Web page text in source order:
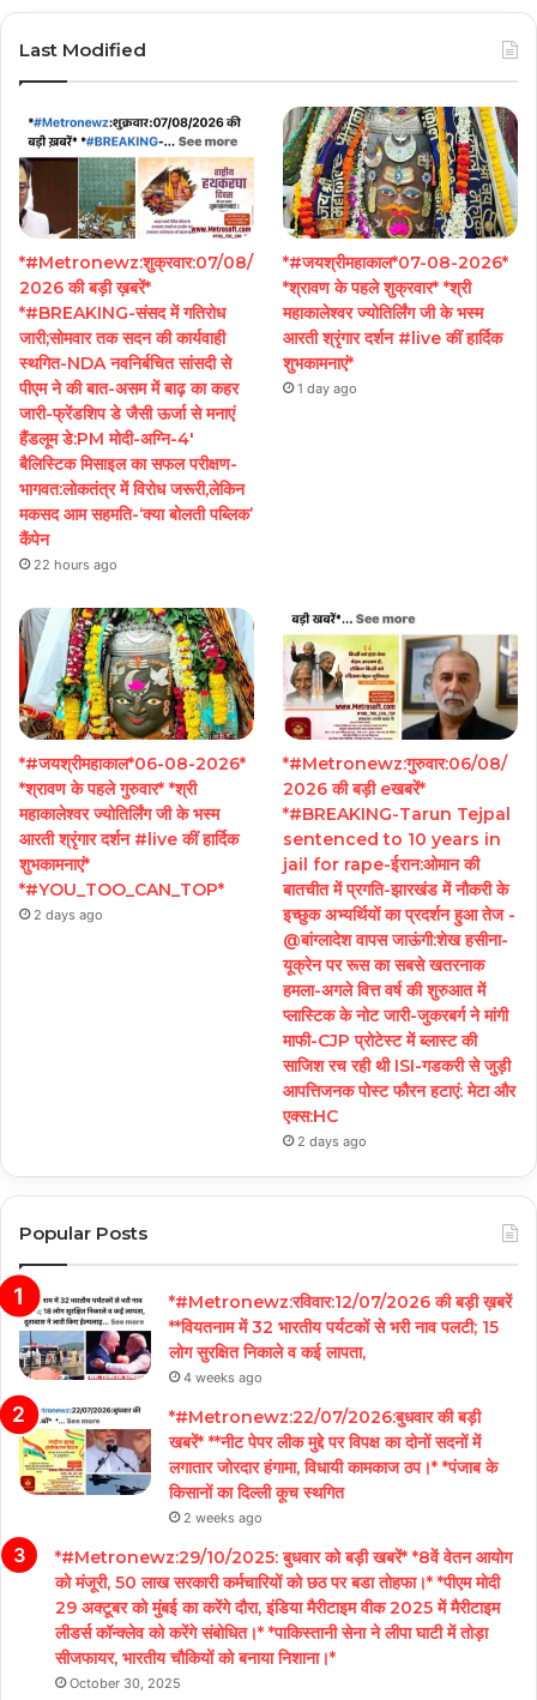
Last Modified
*#Metronewz:शुक्रवार:07/08/
2026 की बड़ी ख़बरें*
*#BREAKING-संसद में गतिरोध
जारी;सोमवार तक सदन की कार्यवाही
स्थगित-NDA नवनिर्बचित सांसदी से
पीएम ने की बात-असम में बाढ़ का कहर
जारी-फ्रेंडशिप डे जैसी ऊर्जा से मनाएं
हैंडलूम डे:PM मोदी-अग्नि-4′
बैलिस्टिक मिसाइल का सफल परीक्षण-
भागवत:लोकतंत्र में विरोध जरूरी,लेकिन
मकसद आम सहमति-‘क्या बोलती पब्लिक’
कैंपेन
22 hours ago
*#जयश्रीमहाकाल*07-08-2026*
*श्रावण के पहले शुक्रवार* *श्री
महाकालेश्वर ज्योतिर्लिंग जी के भस्म
आरती श्रृंगार दर्शन #live कीं हार्दिक
शुभकामनाएं*
1 day ago
*#जयश्रीमहाकाल*06-08-2026*
*श्रावण के पहले गुरुवार* *श्री
महाकालेश्वर ज्योतिर्लिंग जी के भस्म
आरती श्रृंगार दर्शन #live कीं हार्दिक
शुभकामनाएं*
*#YOU_TOO_CAN_TOP*
2 days ago
*#Metronewz:गुरुवार:06/08/
2026 की बड़ी eखबरें*
*#BREAKING-Tarun Tejpal
sentenced to 10 years in
jail for rape-ईरान:ओमान की
बातचीत में प्रगति-झारखंड में नौकरी के
इच्छुक अभ्यर्थियों का प्रदर्शन हुआ तेज -
@बांग्लादेश वापस जाऊंगी:शेख हसीना-
यूक्रेन पर रूस का सबसे खतरनाक
हमला-अगले वित्त वर्ष की शुरुआत में
प्लास्टिक के नोट जारी-जुकरबर्ग ने मांगी
माफी-CJP प्रोटेस्ट में ब्लास्ट की
साजिश रच रही थी ISI-गडकरी से जुड़ी
आपत्तिजनक पोस्ट फौरन हटाएं: मेटा और
एक्स:HC
2 days ago
Popular Posts
*#Metronewz:रविवार:12/07/2026 की बड़ी ख़बरें
**वियतनाम में 32 भारतीय पर्यटकों से भरी नाव पलटी; 15
लोग सुरक्षित निकाले व कई लापता,
4 weeks ago
*#Metronewz:22/07/2026:बुधवार की बड़ी
खबरें* **नीट पेपर लीक मुद्दे पर विपक्ष का दोनों सदनों में
लगातार जोरदार हंगामा, विधायी कामकाज ठप।* *पंजाब के
किसानों का दिल्ली कूच स्थगित
2 weeks ago
*#Metronewz:29/10/2025: बुधवार को बड़ी खबरें* *8वें वेतन आयोग
को मंजूरी, 50 लाख सरकारी कर्मचारियों को छठ पर बडा तोहफा।* *पीएम मोदी
29 अक्टूबर को मुंबई का करेंगे दौरा, इंडिया मैरीटाइम वीक 2025 में मैरीटाइम
लीडर्स कॉन्क्लेव को करेंगे संबोधित।* *पाकिस्तानी सेना ने लीपा घाटी में तोड़ा
सीजफायर, भारतीय चौकियों को बनाया निशाना।*
October 30, 2025